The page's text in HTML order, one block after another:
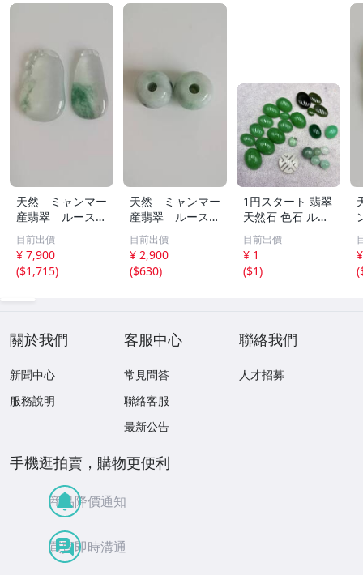
天然 ミャンマー
産翡翠 ルース
瓜 氷のように透
き通る 17ｘ8.5
ｘ2.4ｍｍ 3.5ct
と 17.6ｘ11
目前出價
¥ 7,900
($1,715)
天然 ミャンマー
産翡翠 ルース
18ｘ12.8ｍ
ｍ 40.5ct と
18.4ｘ13.3ｍｍ
43ct 注意事項
目前出價
¥ 2,900
($630)
1円スタート 翡翠
天然石 色石 ルー
ス まとめ 大量 ジ
ュエリー 宝石 総
重量約49.0g ヒス
イ HE0806ろ
目前出價
¥ 1
($1)
(
關於我們
新聞中心
服務說明
客服中心
常見問答
聯絡客服
最新公告
聯絡我們
人才招募
手機逛拍賣，購物更便利
商品降價通知
買賣即時溝通